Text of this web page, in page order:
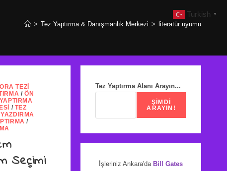
> Tez Yaptırma & Danışmanlık Merkezi > literatür uyumu
TEZI
/ÖN
/ TEZ
/
Seçimi
Tez Yaptırma Alanı Arayın...
ŞIMDI
ARAYIN!
İşleriniz Ankara'da Bill Gates
Turkish ▼